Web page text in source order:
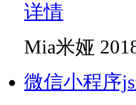
详情
Mia米娅
微信小程序